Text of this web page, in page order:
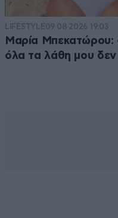
LIFESTYLE09·08·2026 19:03
Μαρία Μπεκατώρου:
όλα τα λάθη μου